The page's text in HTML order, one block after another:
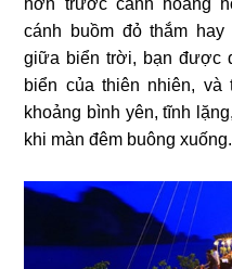
hơn trước cảnh hoàng
cánh buồm đỏ thắm
giữa biển trời, bạn được
biển của thiên nhiên,
khoảng bình yên, tĩnh
khi màn đêm buông xuống.